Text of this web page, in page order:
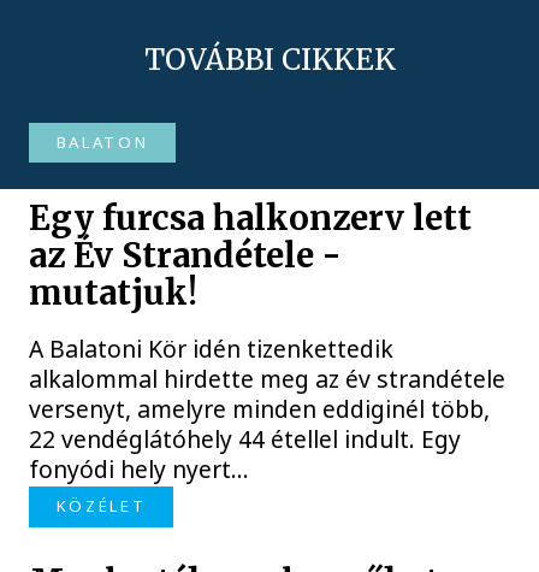
TOVÁBBI CIKKEK
BALATON
Egy furcsa halkonzerv lett
az Év Strandétele -
mutatjuk!
A Balatoni Kör idén tizenkettedik
alkalommal hirdette meg az év strandétele
versenyt, amelyre minden eddiginél több,
22 vendéglátóhely 44 étellel indult. Egy
fonyódi hely nyert...
KÖZÉLET